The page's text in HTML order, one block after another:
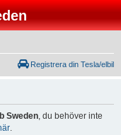
Registrera din Tesla/elbil
Sweden, du behöver inte
.